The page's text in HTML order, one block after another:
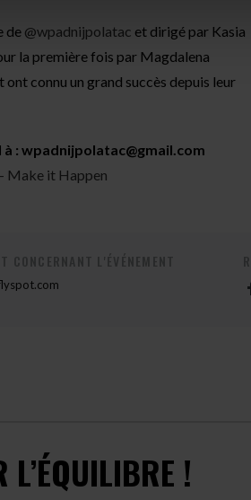
de @wpadnijpolatac et dirigé par Kasia
la première fois par Magdalena
connu un grand succès depuis leur
: wpadnijpolatac@gmail.com
Make it Happen
L’ÉQUILIBRE !